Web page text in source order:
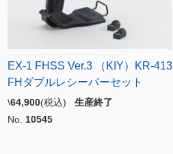
EX-1 FHSS Ver.3 （KIY）KR-413
FHダブルレシーバーセット
\64,900(税込) 生産終了
No. 10545